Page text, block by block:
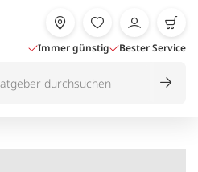
Immer günstig Bester Service